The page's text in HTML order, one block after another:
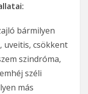
bármilyen
uveitis, csökkent
szindróma,
széli
más